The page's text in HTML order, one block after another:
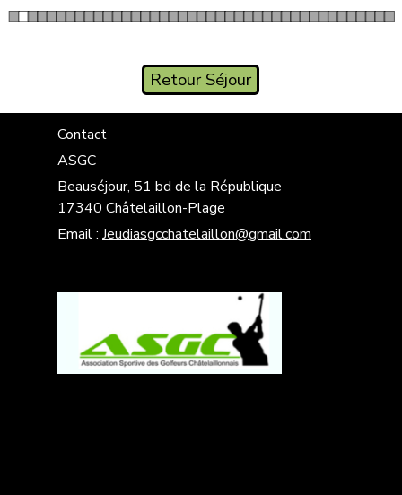
Retour Séjour
Contact
ASGC
Beauséjour, 51 bd de la République
17340 Châtelaillon-Plage
Email : Jeudiasgcchatelaillon@gmail.com